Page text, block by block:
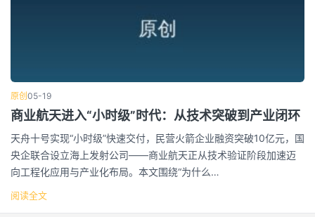
原创05-19
商业航天进入“小时级”时代：从技术突破到产业闭环
天舟十号实现“小时级”快速交付，民营火箭企业融资突破10亿元，国
央企联合设立海上发射公司——商业航天正从技术验证阶段加速迈
向工程化应用与产业化布局。本文围绕“为什么…
阅读全文